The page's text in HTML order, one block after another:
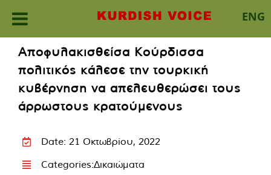
ENG
content
Αποφυλακισθείσα Κούρδισσα
πολιτικός κάλεσε την τουρκική
κυβέρνηση να απελευθερώσει τους
άρρωστους κρατούμενους
Date: 21 Οκτωβρίου, 2022
Categories:Δικαιώματα